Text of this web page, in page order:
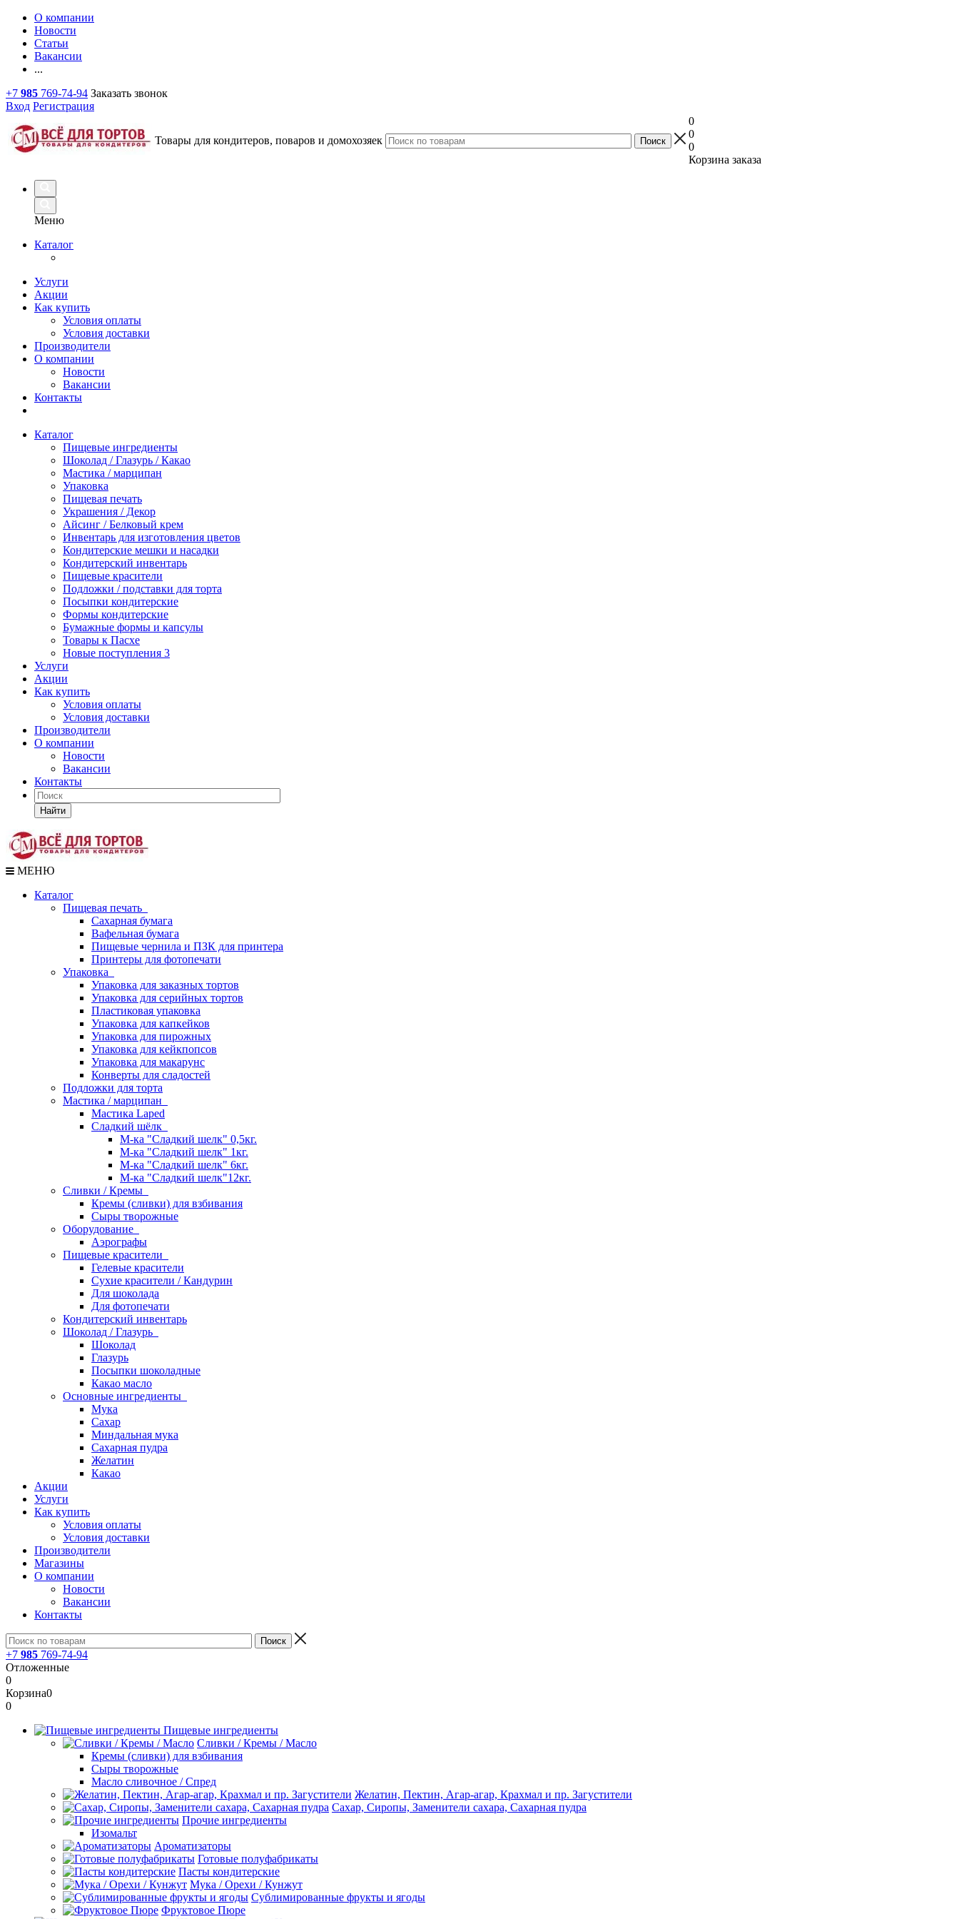
О компании
Новости
Статьи
Вакансии
...
+7 985 769-74-94 Заказать звонок
Вход Регистрация
Товары для кондитеров, поваров и домохозяек
0
0
0
Корзина заказа
Меню
Каталог
Услуги
Акции
Как купить
Условия оплаты
Условия доставки
Производители
О компании
Новости
Вакансии
Контакты
Каталог
Пищевые ингредиенты
Шоколад / Глазурь / Какао
Мастика / марципан
Упаковка
Пищевая печать
Украшения / Декор
Айсинг / Белковый крем
Инвентарь для изготовления цветов
Кондитерские мешки и насадки
Кондитерский инвентарь
Пищевые красители
Подложки / подставки для торта
Посыпки кондитерские
Формы кондитерские
Бумажные формы и капсулы
Товары к Пасхе
Новые поступления 3
Услуги
Акции
Как купить
Условия оплаты
Условия доставки
Производители
О компании
Новости
Вакансии
Контакты
Найти
МЕНЮ
Каталог
Пищевая печать
Сахарная бумага
Вафельная бумага
Пищевые чернила и ПЗК для принтера
Принтеры для фотопечати
Упаковка
Упаковка для заказных тортов
Упаковка для серийных тортов
Пластиковая упаковка
Упаковка для капкейков
Упаковка для пирожных
Упаковка для кейкпопсов
Упаковка для макарунс
Конверты для сладостей
Подложки для торта
Мастика / марципан
Мастика Laped
Сладкий шёлк
М-ка "Сладкий шелк" 0,5кг.
М-ка "Сладкий шелк" 1кг.
М-ка "Сладкий шелк" 6кг.
М-ка "Сладкий шелк"12кг.
Сливки / Кремы
Кремы (сливки) для взбивания
Сыры творожные
Оборудование
Аэрографы
Пищевые красители
Гелевые красители
Сухие красители / Кандурин
Для шоколада
Для фотопечати
Кондитерский инвентарь
Шоколад / Глазурь
Шоколад
Глазурь
Посыпки шоколадные
Какао масло
Основные ингредиенты
Мука
Сахар
Миндальная мука
Сахарная пудра
Желатин
Какао
Акции
Услуги
Как купить
Условия оплаты
Условия доставки
Производители
Магазины
О компании
Новости
Вакансии
Контакты
+7 985 769-74-94
Отложенные
0
Корзина0
0
Пищевые ингредиенты
Сливки / Кремы / Масло
Кремы (сливки) для взбивания
Сыры творожные
Масло сливочное / Спред
Желатин, Пектин, Агар-агар, Крахмал и пр. Загустители
Сахар, Сиропы, Заменители сахара, Сахарная пудра
Прочие ингредиенты
Изомальт
Ароматизаторы
Готовые полуфабрикаты
Пасты кондитерские
Мука / Орехи / Кунжут
Сублимированные фрукты и ягоды
Фруктовое Пюре